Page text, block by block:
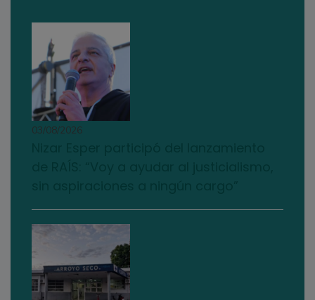
03/08/2026